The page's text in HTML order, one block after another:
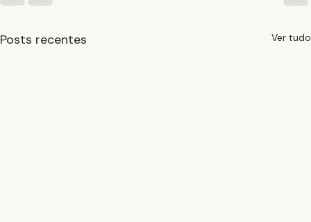
Posts recentes Ver tudo